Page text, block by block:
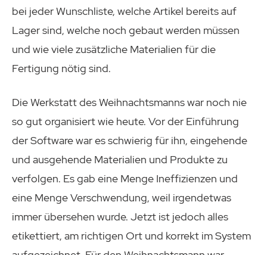
bei jeder Wunschliste, welche Artikel bereits auf
Lager sind, welche noch gebaut werden müssen
und wie viele zusätzliche Materialien für die
Fertigung nötig sind.
Die Werkstatt des Weihnachtsmanns war noch nie
so gut organisiert wie heute. Vor der Einführung
der Software war es schwierig für ihn, eingehende
und ausgehende Materialien und Produkte zu
verfolgen. Es gab eine Menge Ineffizienzen und
eine Menge Verschwendung, weil irgendetwas
immer übersehen wurde. Jetzt ist jedoch alles
etikettiert, am richtigen Ort und korrekt im System